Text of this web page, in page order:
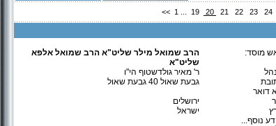
<< 1 19 20 21 22 23 24
מוסד:
הרב שמואל מילר שליט"א הרב שמואל אלפא
שליט"א
ר' מאיר גולדשטוף הי"ו
גבעת שאול 40 גבעת שאול
דואר
ירושלים
ישראל
נוסף...
1:
עמותה:
ר' מאיר גולדשטוף הי"ו